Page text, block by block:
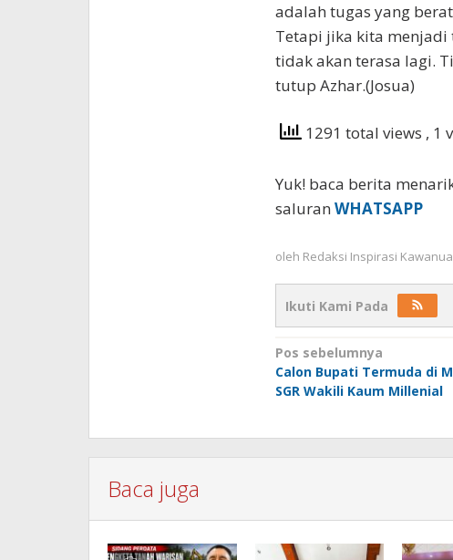
adalah tugas yang
Tetapi jika kita menjadi
tidak akan terasa lagi.
tutup Azhar.(Josua)
1291 total views , 1
Yuk! baca berita
saluran WHATSAPP
oleh Redaksi Inspirasi Kawanua
Ikuti Kami Pada
Navigasi
pos
Pos sebelumnya
Calon Bupati Termuda di
SGR Wakili Kaum Millenial
Baca juga